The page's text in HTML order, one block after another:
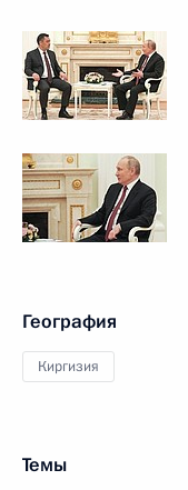
География
Киргизия
Темы